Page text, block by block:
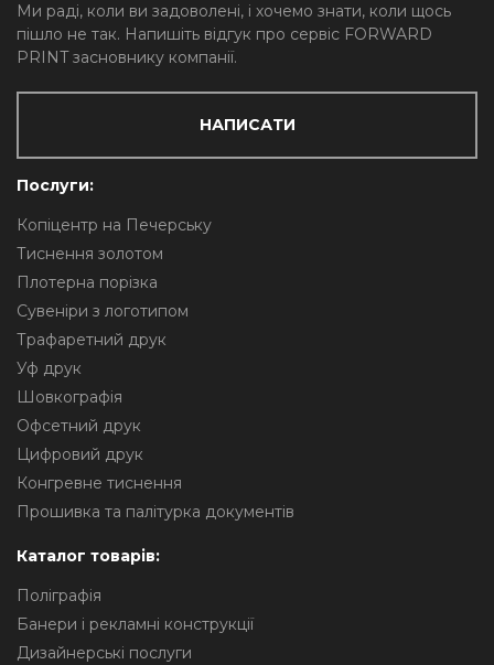
Ми раді, коли ви задоволені, і хочемо знати, коли щось
пішло не так. Напишіть відгук про сервіс FORWARD
PRINT засновнику компанії.
НАПИСАТИ
Послуги:
Копіцентр на Печерську
Тиснення золотом
Плотерна порізка
Сувеніри з логотипом
Трафаретний друк
Уф друк
Шовкографія
Офсетний друк
Цифровий друк
Конгревне тиснення
Прошивка та палітурка документів
Каталог товарів:
Поліграфія
Банери і рекламні конструкції
Дизайнерські послуги